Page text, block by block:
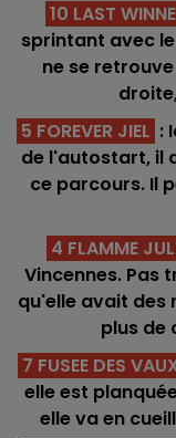
10 LAST
sprintant avec
ne se
5 FOREVER JIEL :
de l'autostart, il
ce parcours. Il
4 FLAMME
Vincennes. Pas
qu'elle avait des
plus de
7 FUSEE DES
elle est
elle va en